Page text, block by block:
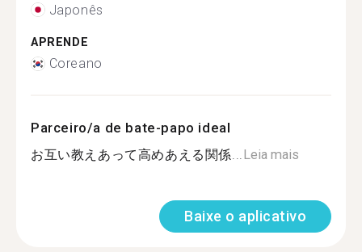
Japonês
APRENDE
Coreano
Parceiro/a de bate-papo ideal
お互い教えあって高めあえる関係...Leia mais
Baixe o aplicativo